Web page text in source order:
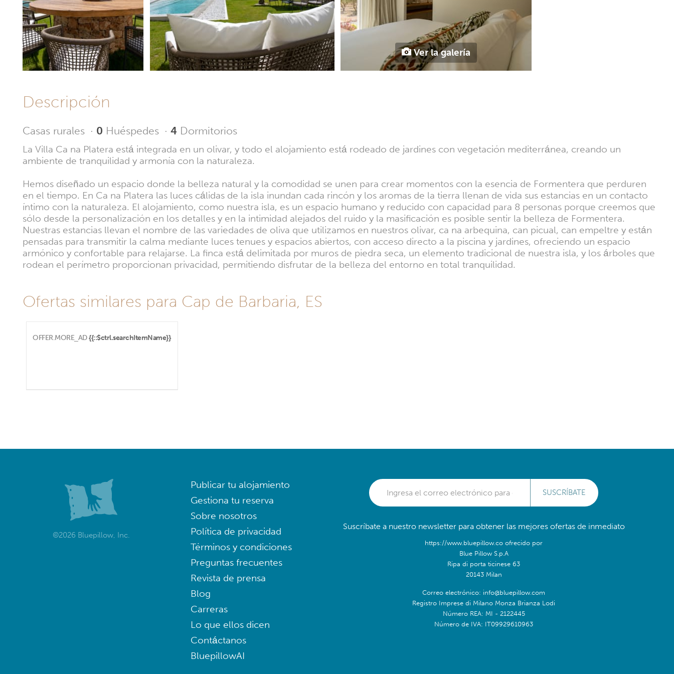
Ver la galería
Descripción
Casas rurales · 0 Huéspedes · 4 Dormitorios
La Villa Ca na Platera está integrada en un olivar, y todo el alojamiento está rodeado de jardines con vegetación mediterránea, creando un
ambiente de tranquilidad y armonía con la naturaleza.
Hemos diseñado un espacio donde la belleza natural y la comodidad se unen para crear momentos con la esencia de Formentera que perduren
en el tiempo. En Ca na Platera las luces cálidas de la isla inundan cada rincón y los aromas de la tierra llenan de vida sus estancias en un contacto
íntimo con la naturaleza. El alojamiento, como nuestra isla, es un espacio humano y reducido con capacidad para 8 personas porque creemos que
sólo desde la personalización en los detalles y en la intimidad alejados del ruido y la masificación es posible sentir la belleza de Formentera.
Nuestras estancias llevan el nombre de las variedades de oliva que utilizamos en nuestros olivar, ca na arbequina, can picual, can empeltre y están
pensadas para transmitir la calma mediante luces tenues y espacios abiertos, con acceso directo a la piscina y jardines, ofreciendo un espacio
armónico y confortable para relajarse. La finca está delimitada por muros de piedra seca, un elemento tradicional de nuestra isla, y los árboles que
rodean el perímetro proporcionan privacidad, permitiendo disfrutar de la belleza del entorno en total tranquilidad.
Ofertas similares para Cap de Barbaria, ES
OFFER.MORE_AD {{::$ctrl.searchItemName}}
©2026 Bluepillow, Inc.
Publicar tu alojamiento
Gestiona tu reserva
Sobre nosotros
Política de privacidad
Términos y condiciones
Preguntas frecuentes
Revista de prensa
Blog
Carreras
Lo que ellos dicen
Contáctanos
BluepillowAI
SUSCRÍBATE
Suscríbate a nuestro newsletter para obtener las mejores ofertas de inmediato
https://www.bluepillow.co ofrecido por
Blue Pillow S.p.A
Ripa di porta ticinese 63
20143 Milan
Correo electrónico: info@bluepillow.com
Registro Imprese di Milano Monza Brianza Lodi
Número REA: MI - 2122445
Número de IVA: IT09929610963